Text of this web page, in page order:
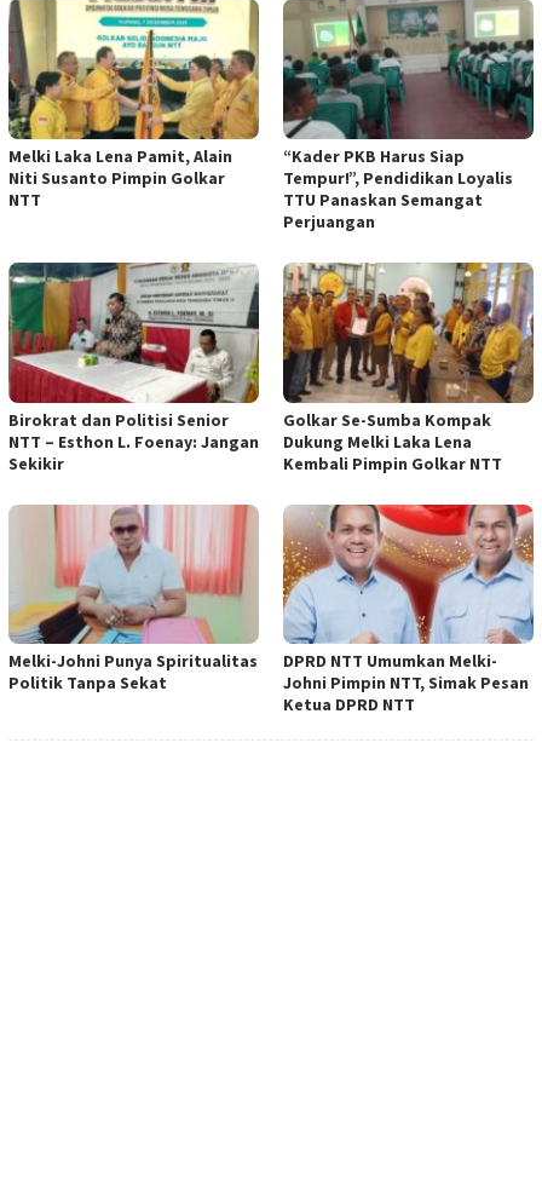
Melki Laka Lena Pamit, Alain
Niti Susanto Pimpin Golkar
NTT
“Kader PKB Harus Siap
Tempur!”, Pendidikan Loyalis
TTU Panaskan Semangat
Perjuangan
Birokrat dan Politisi Senior
NTT – Esthon L. Foenay: Jangan
Sekikir
Golkar Se-Sumba Kompak
Dukung Melki Laka Lena
Kembali Pimpin Golkar NTT
Melki-Johni Punya Spiritualitas
Politik Tanpa Sekat
DPRD NTT Umumkan Melki-
Johni Pimpin NTT, Simak Pesan
Ketua DPRD NTT